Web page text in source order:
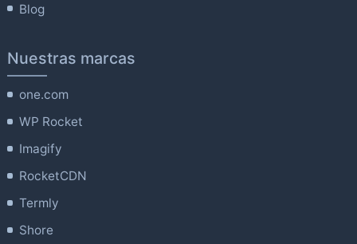
Blog
Nuestras marcas
one.com
WP Rocket
Imagify
RocketCDN
Termly
Shore